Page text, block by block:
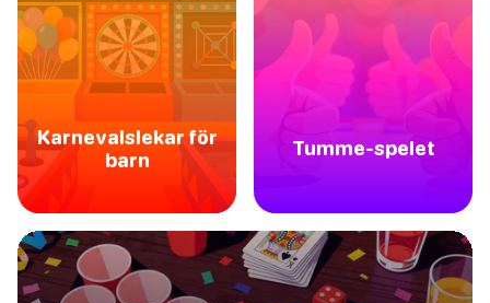
Karnevalslekar för
barn
Tumme-spelet